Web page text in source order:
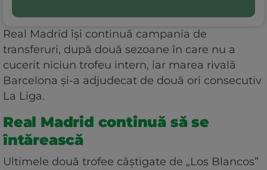
Real Madrid își continuă campania de
transferuri, după două sezoane în care nu a
cucerit niciun trofeu intern, iar marea rivală
Barcelona și-a adjudecat de două ori consecutiv
La Liga.
Real Madrid continuă să se
întărească
Ultimele două trofee câștigate de „Los Blancos”